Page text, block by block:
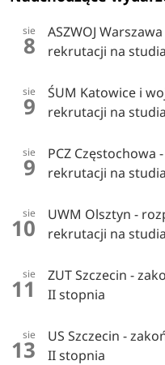
sie
8
ASZWOJ
rekrutacji na
sie
9
ŚUM Katowice i
rekrutacji na
sie
9
PCZ
rekrutacji na
sie
10
UWM Olsztyn -
rekrutacji na
sie
11
ZUT Szczecin -
II stopnia
sie
13
US Szczecin -
II stopnia